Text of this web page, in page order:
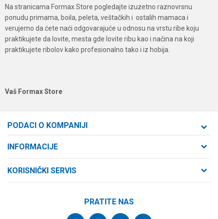
Na stranicama Formax Store pogledajte izuzetno raznovrsnu
ponudu primama, boila, peleta, veštačkih i ostalih mamaca i
verujemo da ćete naći odgovarajuće u odnosu na vrstu ribe koju
praktikujete da lovite, mesta gde lovite ribu kao i načina na koji
praktikujete ribolov kako profesionalno tako i iz hobija.
Vaš Formax Store
PODACI O KOMPANIJI
Cara Dušana 47
INFORMACIJE
KORISNIČKI SERVIS
PRATITE NAS